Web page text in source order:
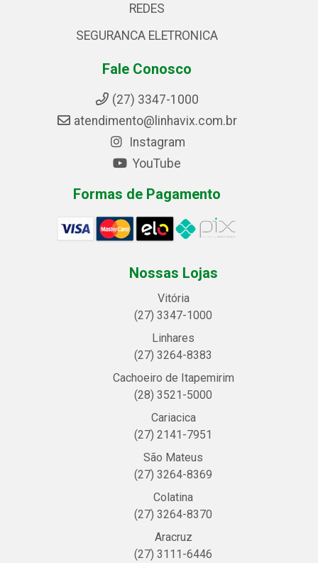
REDES
SEGURANCA ELETRONICA
Fale Conosco
(27) 3347-1000
atendimento@linhavix.com.br
Instagram
YouTube
Formas de Pagamento
Nossas Lojas
Vitória
(27) 3347-1000
Linhares
(27) 3264-8383
Cachoeiro de Itapemirim
(28) 3521-5000
Cariacica
(27) 2141-7951
São Mateus
(27) 3264-8369
Colatina
(27) 3264-8370
Aracruz
(27) 3111-6446